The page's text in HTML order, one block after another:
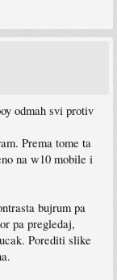
odmah svi protiv
Prema tome ta
na w10 mobile i
bujrum pa
pa pregledaj,
Porediti slike